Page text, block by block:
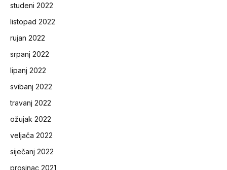
studeni 2022
listopad 2022
rujan 2022
srpanj 2022
lipanj 2022
svibanj 2022
travanj 2022
ožujak 2022
veljača 2022
siječanj 2022
prosinac 2021